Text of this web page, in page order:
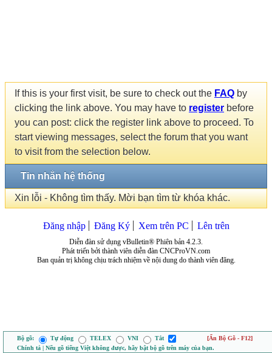
If this is your first visit, be sure to check out the FAQ by
clicking the link above. You may have to register before
you can post: click the register link above to proceed. To
start viewing messages, select the forum that you want
to visit from the selection below.
Tin nhắn hệ thống
Xin lỗi - Không tìm thấy. Mời bạn tìm từ khóa khác.
Đăng nhập Đăng Ký Xem trên PC Lên trên
Diễn đàn sử dụng vBulletin® Phiên bản 4.2.3.
Phát triển bởi thành viên diễn đàn CNCProVN.com
Ban quản trị không chịu trách nhiệm về nội dung do thành viên đăng.
Bộ gõ: Tự động TELEX VNI Tắt
[Ẩn Bộ Gõ - F12]
Chính tả | Nếu gõ tiếng Việt không được, hãy bật bộ gõ trên máy của bạn.